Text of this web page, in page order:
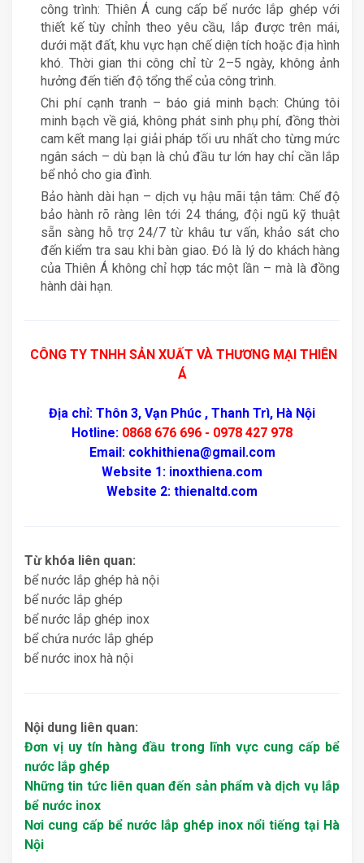
công trình: Thiên Á cung cấp bể nước lắp ghép với
thiết kế tùy chỉnh theo yêu cầu, lắp được trên mái,
dưới mặt đất, khu vực hạn chế diện tích hoặc địa hình
khó. Thời gian thi công chỉ từ 2–5 ngày, không ảnh
hưởng đến tiến độ tổng thể của công trình.
Chi phí cạnh tranh – báo giá minh bạch: Chúng tôi
minh bạch về giá, không phát sinh phụ phí, đồng thời
cam kết mang lại giải pháp tối ưu nhất cho từng mức
ngân sách – dù bạn là chủ đầu tư lớn hay chỉ cần lắp
bể nhỏ cho gia đình.
Bảo hành dài hạn – dịch vụ hậu mãi tận tâm: Chế độ
bảo hành rõ ràng lên tới 24 tháng, đội ngũ kỹ thuật
sẵn sàng hỗ trợ 24/7 từ khâu tư vấn, khảo sát cho
đến kiểm tra sau khi bàn giao. Đó là lý do khách hàng
của Thiên Á không chỉ hợp tác một lần – mà là đồng
hành dài hạn.
CÔNG TY TNHH SẢN XUẤT VÀ THƯƠNG MẠI THIÊN
Á
Địa chỉ: Thôn 3, Vạn Phúc , Thanh Trì, Hà Nội
Hotline: 0868 676 696 - 0978 427 978
Email: cokhithiena@gmail.com
Website 1: inoxthiena.com
Website 2: thienaltd.com
Từ khóa liên quan:
bể nước lắp ghép hà nội
bể nước lắp ghép
bể nước lắp ghép inox
bể chứa nước lắp ghép
bể nước inox hà nội
Nội dung liên quan:
Đơn vị uy tín hàng đầu trong lĩnh vực cung cấp bể
nước lắp ghép
Những tin tức liên quan đến sản phẩm và dịch vụ lắp
bể nước inox
Nơi cung cấp bể nước lắp ghép inox nổi tiếng tại Hà
Nội